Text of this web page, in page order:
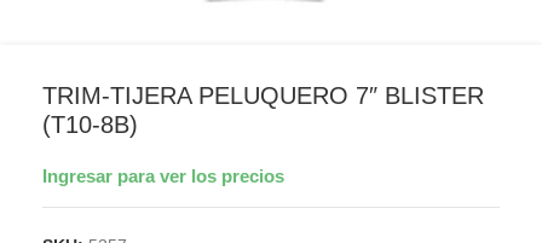
TRIM-TIJERA PELUQUERO 7″ BLISTER
(T10-8B)
Ingresar para ver los precios